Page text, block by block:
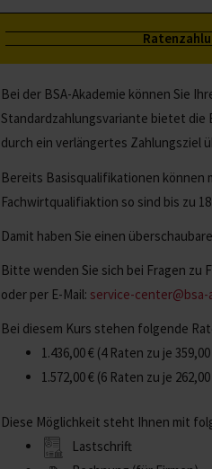
Bei der BSA-Akademie können Sie
Standardzahlungsvariante bietet die
durch ein verlängertes Zahlungsziel
Bereits Basisqualifikationen können
Fachwirtqualifiaktion so sind bis zu
Damit haben Sie einen
Bitte wenden Sie sich bei Fragen
oder per E-Mail: service-center@bsa-
Bei diesem Kurs stehen folgende
1.436,00€ (4 Raten zu je 359,00
1.572,00€ (6 Raten zu je 262,00
Diese Möglichkeit steht Ihnen mit
Lastschrift